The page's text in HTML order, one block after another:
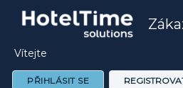
Vítejte
PŘIHLÁSIT SE